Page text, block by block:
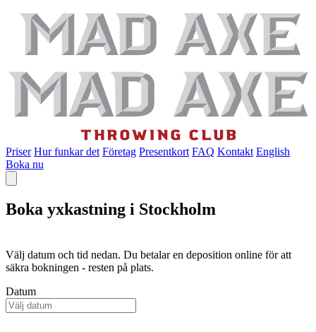
Priser Hur funkar det Företag Presentkort FAQ Kontakt English
Boka nu
Boka yxkastning i Stockholm
Välj datum och tid nedan. Du betalar en deposition online för att
säkra bokningen - resten på plats.
Datum